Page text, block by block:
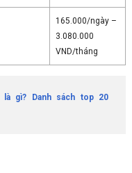
165.000/ngày –
3.080.000
VND/tháng
là gì? Danh sách top 20